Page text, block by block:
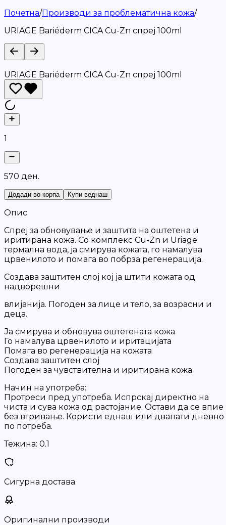
Почетна/Производи за проблематична кожа/
URIAGE Bariéderm CICA Cu-Zn спреј 100ml
URIAGE Bariéderm CICA Cu-Zn спреј 100ml
1
570 ден.
Додади во корпа Купи веднаш
Опис
Спреј за обновување и заштита на оштетена и
иритирана кожа. Со комплекс Cu-Zn и Uriage
термална вода, ја смирува кожата, го намалува
црвенилото и помага во побрза регенерација.
Создава заштитен слој кој ја штити кожата од
надворешни
влијанија. Погоден за лице и тело, за возрасни и
деца.
Ја смирува и обновува оштетената кожа
Го намалува црвенилото и иритацијата
Помага во регенерација на кожата
Создава заштитен слој
Погоден за чувствителна и иритирана кожа
Начин на употреба:
Протреси пред употреба. Испрскај директно на
чиста и сува кожа од растојание. Остави да се впие
без втривање. Користи еднаш или двапати дневно
по потреба.
Тежина: 0.1
Сигурна достава
Оригинални производи